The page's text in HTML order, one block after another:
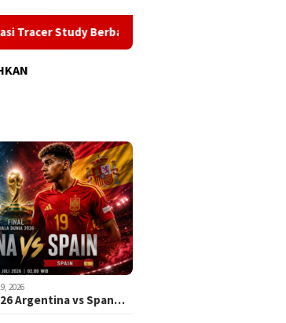
Web kepada SMAIT Al-Mumtaz Pontianak,
2026
Argentina vs Span…